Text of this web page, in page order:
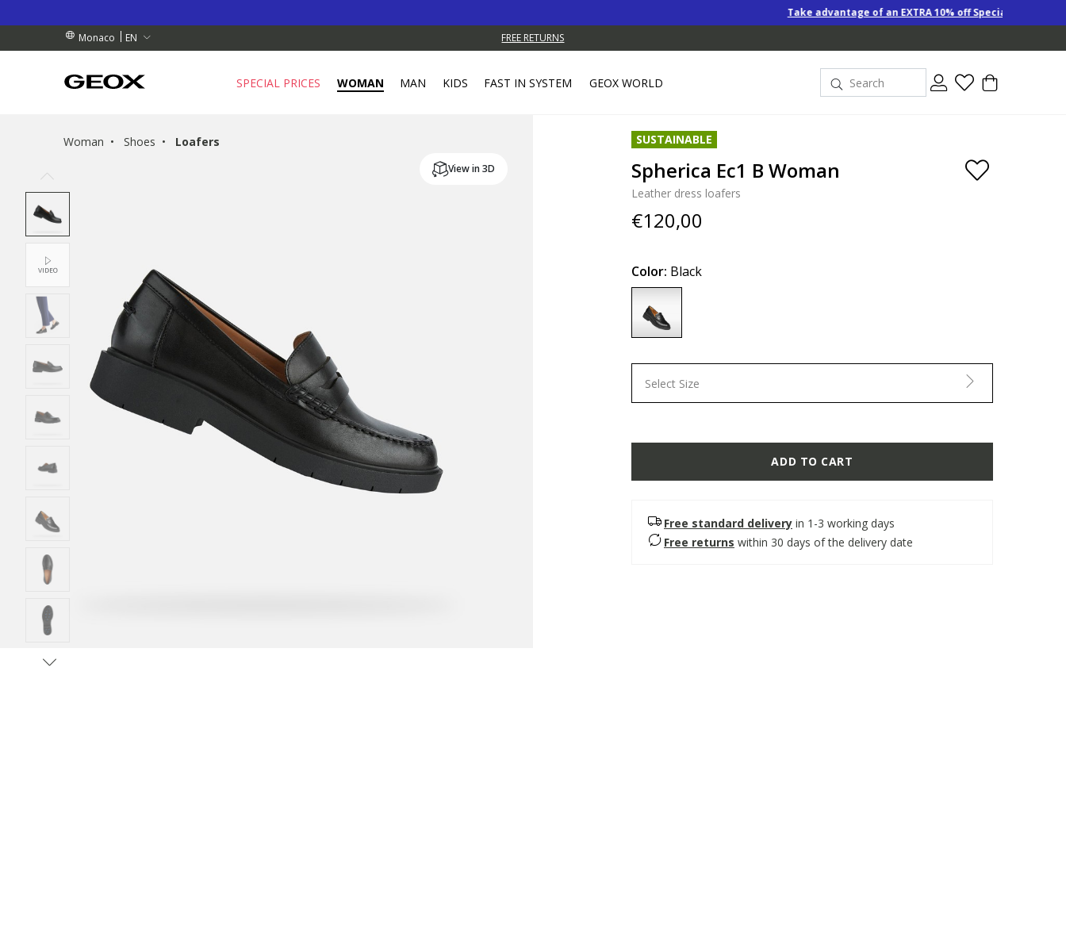
Take advantage of an EXTRA 10% off Special-Price products when you buy
Monaco
EN
OVER 90.00 € FREE RETURNS
OVER 90.00 €
SPECIAL PRICES WOMAN MAN KIDS FAST IN SYSTEM GEOX WORLD
Woman Shoes Loafers
View in 3D
SUSTAINABLE
Spherica Ec1 B Woman
Leather dress loafers
€120,00
Color: Black
Select Size
ADD TO CART
Free standard delivery in 1-3 working days
Free returns within 30 days of the delivery date